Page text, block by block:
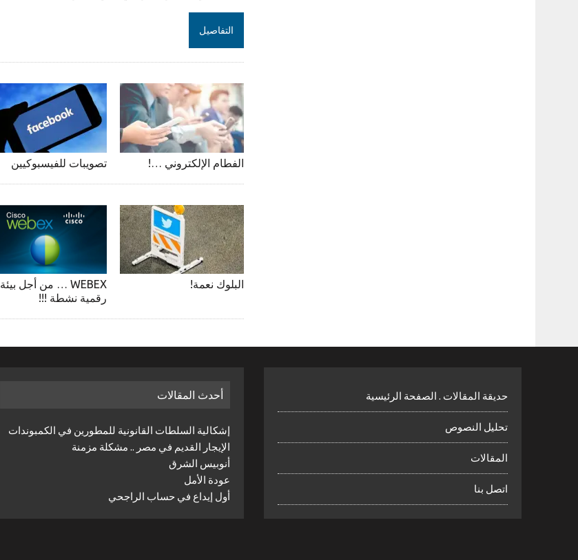
التفاصيل
الفطام الإلكتروني …! تصويبات للفيسبوكيين
البلوك نعمة!
WEBEX … من أجل بيئة
رقمية نشطة !!!
حديقة المقالات . الصفحة الرئيسية
تحليل النصوص
المقالات
اتصل بنا
أحدث المقالات
إشكالية السلطات القانونية للمطورين في الكمبوندات
الإيجار القديم في مصر .. مشكلة مزمنة
أنوبيس الشرق
عودة الأمل
أول إيداع في حساب الراجحي